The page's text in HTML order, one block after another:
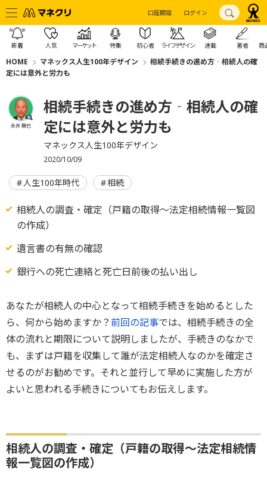
口座開設 ログイン
新着 人気 マーケット 特集 初心者 ライフデザイン 連載 著者 商
HOME マネックス人生100年デザイン
相続手続きの進め方‐相続人の確
定には意外と労力も
永井 勝巳
相続手続きの進め方‐相続人の確
定には意外と労力も
マネックス人生100年デザイン
2020/10/09
人生100年時代 相続
相続人の調査・確定（戸籍の取得～法定相続情報一覧図
の作成）
遺言書の有無の確認
銀行への死亡連絡と死亡日前後の払い出し
あなたが相続人の中心となって相続手続きを始めるとした
ら、何から始めますか？前回の記事では、相続手続きの全
体の流れと期限について説明しましたが、手続きのなかで
も、まずは戸籍を収集して誰が法定相続人なのかを確定さ
せるのがお勧めです。それと並行して早めに実施した方が
よいと思われる手続きについてもお伝えします。
相続人の調査・確定（戸籍の取得～法定相続情
報一覧図の作成）